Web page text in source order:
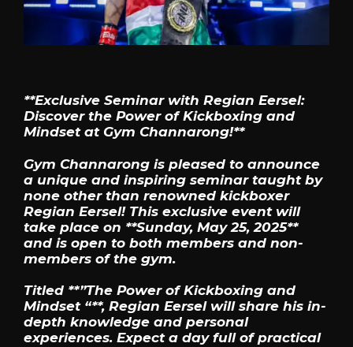
**Exclusive Seminar with Regian Eersel:
Discover the Power of Kickboxing and
Mindset at Gym Channarong!**
Gym Channarong is pleased to announce
a unique and inspiring seminar taught by
none other than renowned kickboxer
Regian Eersel! This exclusive event will
take place on **Sunday, May 25, 2025**
and is open to both members and non-
members of the gym.
Titled **”The Power of Kickboxing and
Mindset “**, Regian Eersel will share his in-
depth knowledge and personal
experiences. Expect a day full of practical